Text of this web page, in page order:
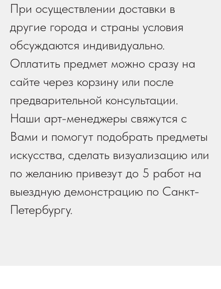
При осуществлении доставки в
другие города и страны условия
обсуждаются индивидуально.
Оплатить предмет можно сразу на
сайте через корзину или после
предварительной консультации.
Наши арт-менеджеры свяжутся с
Вами и помогут подобрать предметы
искусства, сделать визуализацию или
по желанию привезут до 5 работ на
выездную демонстрацию по Санкт-
Петербургу.